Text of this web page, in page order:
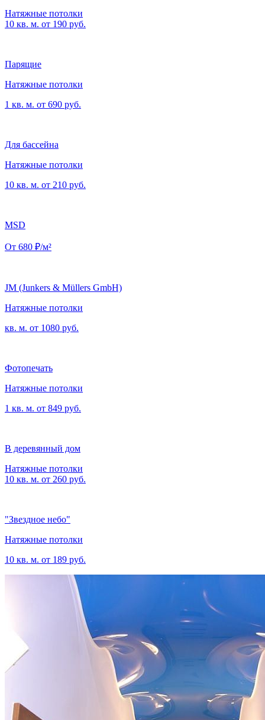
Натяжные потолки
10 кв. м. от 190 руб.
Парящие
Натяжные потолки
1 кв. м. от 690 руб.
Для бассейна
Натяжные потолки
10 кв. м. от 210 руб.
MSD
От 680 ₽/м²
JM (Junkers & Müllers GmbH)
Натяжные потолки
кв. м. от 1080 руб.
Фотопечать
Натяжные потолки
1 кв. м. от 849 руб.
В деревянный дом
Натяжные потолки
10 кв. м. от 260 руб.
"Звездное небо"
Натяжные потолки
10 кв. м. от 189 руб.